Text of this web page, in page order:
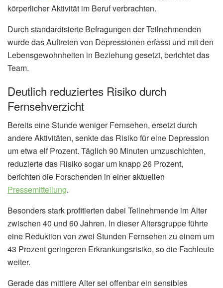
körperlicher Aktivität im Beruf verbrachten.
Durch standardisierte Befragungen der Teilnehmenden
wurde das Auftreten von Depressionen erfasst und mit den
Lebensgewohnheiten in Beziehung gesetzt, berichtet das
Team.
Deutlich reduziertes Risiko durch
Fernsehverzicht
Bereits eine Stunde weniger Fernsehen, ersetzt durch
andere Aktivitäten, senkte das Risiko für eine Depression
um etwa elf Prozent. Täglich 90 Minuten umzuschichten,
reduzierte das Risiko sogar um knapp 26 Prozent,
berichten die Forschenden in einer aktuellen
Pressemitteilung.
Besonders stark profitierten dabei Teilnehmende im Alter
zwischen 40 und 60 Jahren. In dieser Altersgruppe führte
eine Reduktion von zwei Stunden Fernsehen zu einem um
43 Prozent geringeren Erkrankungsrisiko, so die Fachleute
weiter.
Gerade das mittlere Alter sei offenbar ein sensibles